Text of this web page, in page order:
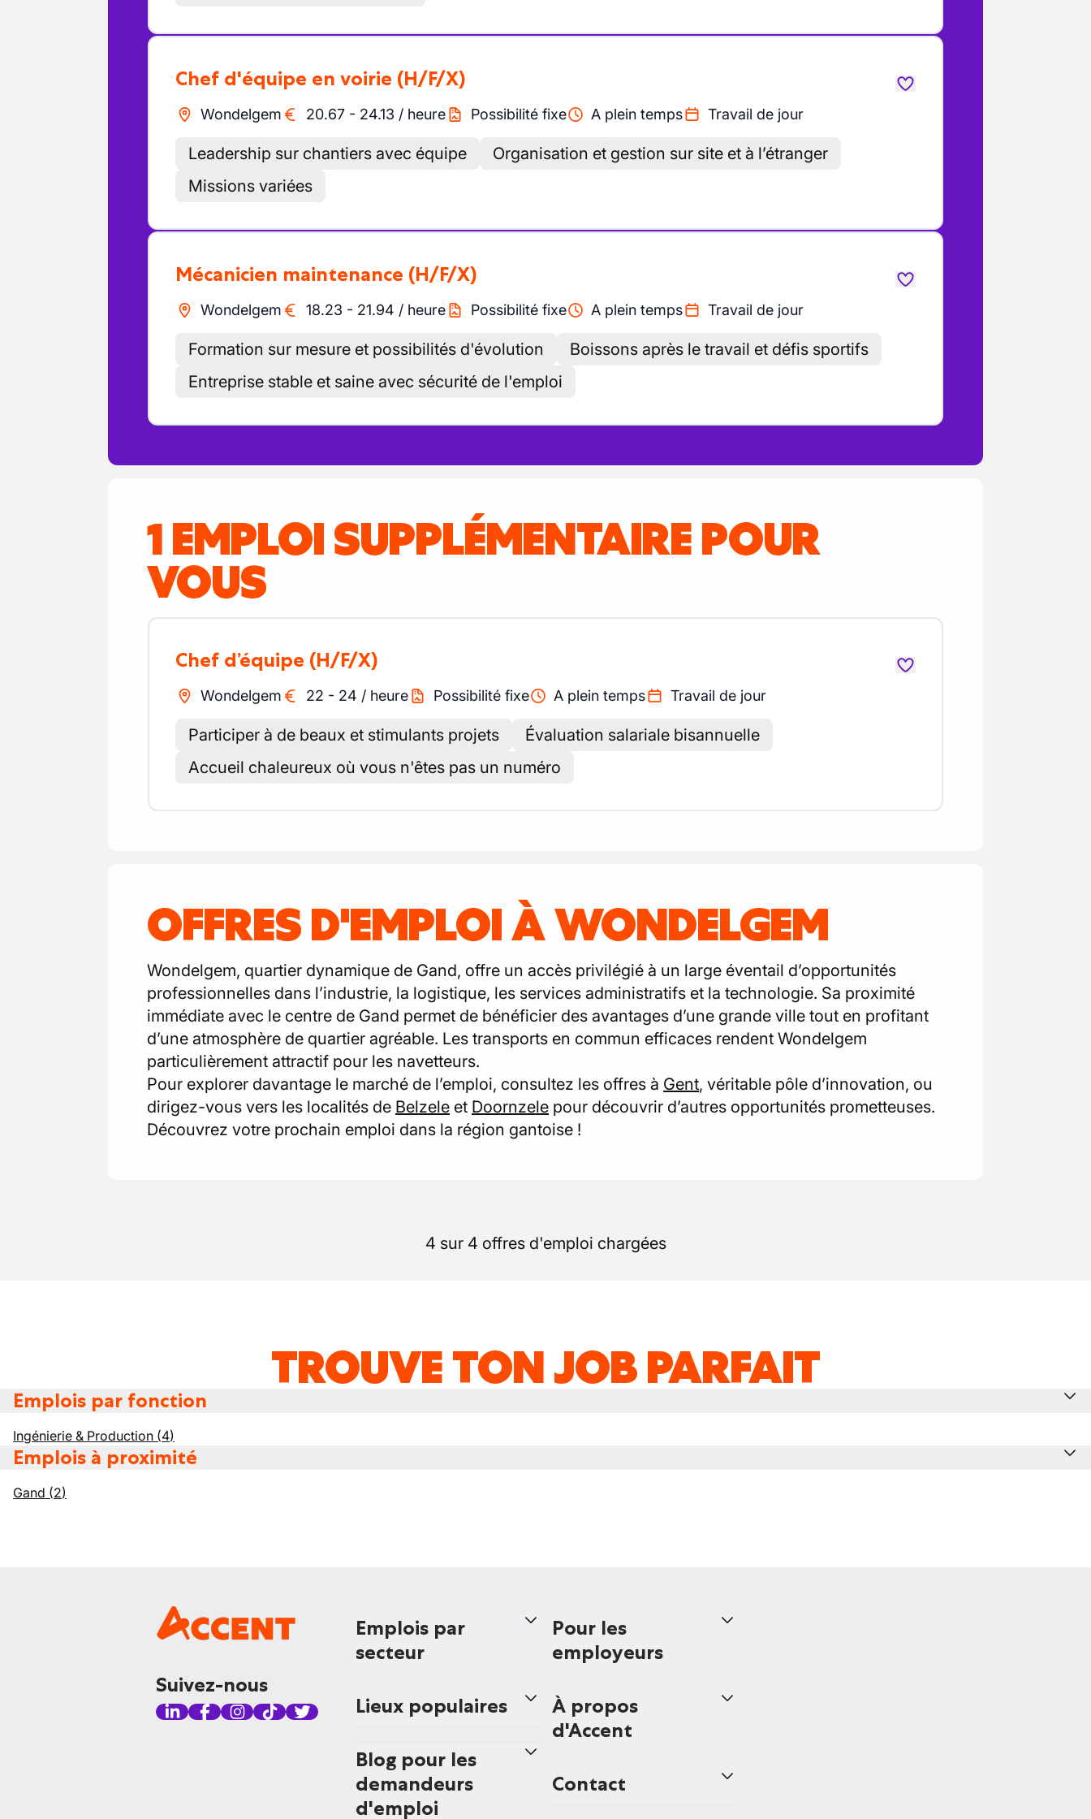
Chef d'équipe en voirie (H/F/X)
Wondelgem 20.67 - 24.13 / heure Possibilité fixe A plein temps Travail de jour
Leadership sur chantiers avec équipe
Organisation et gestion sur site et à l’étranger
Missions variées
Mécanicien maintenance (H/F/X)
Wondelgem 18.23 - 21.94 / heure Possibilité fixe A plein temps Travail de jour
Formation sur mesure et possibilités d'évolution
Boissons après le travail et défis sportifs
Entreprise stable et saine avec sécurité de l'emploi
1 EMPLOI SUPPLÉMENTAIRE POUR
VOUS
Chef d’équipe (H/F/X)
Wondelgem 22 - 24 / heure Possibilité fixe A plein temps Travail de jour
Participer à de beaux et stimulants projets
Évaluation salariale bisannuelle
Accueil chaleureux où vous n'êtes pas un numéro
OFFRES D'EMPLOI À WONDELGEM
Wondelgem, quartier dynamique de Gand, offre un accès privilégié à un large éventail d’opportunités
professionnelles dans l’industrie, la logistique, les services administratifs et la technologie. Sa proximité
immédiate avec le centre de Gand permet de bénéficier des avantages d’une grande ville tout en profitant
d’une atmosphère de quartier agréable. Les transports en commun efficaces rendent Wondelgem
particulièrement attractif pour les navetteurs.
Pour explorer davantage le marché de l’emploi, consultez les offres à Gent, véritable pôle d’innovation, ou
dirigez-vous vers les localités de Belzele et Doornzele pour découvrir d’autres opportunités prometteuses.
Découvrez votre prochain emploi dans la région gantoise !
4 sur 4 offres d'emploi chargées
TROUVE TON JOB PARFAIT
Emplois par fonction
Ingénierie & Production (4)
Emplois à proximité
Gand (2)
Suivez-nous
Emplois par
secteur
Lieux populaires
Blog pour les
demandeurs
d'emploi
Pour les
employeurs
À propos
d'Accent
Contact